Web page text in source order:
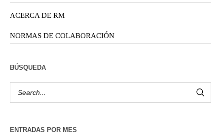
ACERCA DE RM
NORMAS DE COLABORACIÓN
BÚSQUEDA
ENTRADAS POR MES